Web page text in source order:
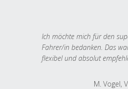
Ich möchte mich für den
Fahrer/in bedanken. Das
flexibel und absolut
M. Vogel,